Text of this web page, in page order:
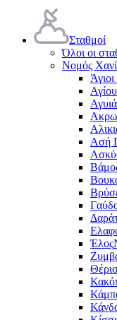
Σταθμοί
Όλοι οι
Νομός
Ασή
Έλος